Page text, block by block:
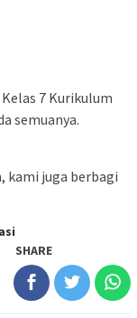
7 Kurikulum
semuanya.
kami juga berbagi
SHARE